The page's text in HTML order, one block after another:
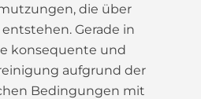
die über
Gerade in
konsequente und
aufgrund der
Bedingungen mit